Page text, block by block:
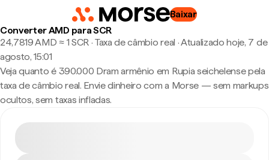
Baixar
Converter AMD para SCR
24,7819 AMD ≈ 1 SCR · Taxa de câmbio real ·Atualizado hoje, 7 de
agosto, 15:01
Veja quanto é 390.000 Dram armênio em Rupia seichelense pela
taxa de câmbio real. Envie dinheiro com a Morse — sem markups
ocultos, sem taxas infladas.